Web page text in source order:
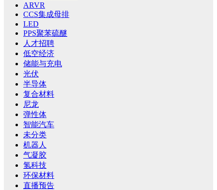
ARVR
CCS集成母排
LED
PPS聚苯硫醚
人才招聘
低空经济
储能与充电
光伏
半导体
复合材料
尼龙
弹性体
智能汽车
未分类
机器人
气凝胶
氢科技
环保材料
直播预告